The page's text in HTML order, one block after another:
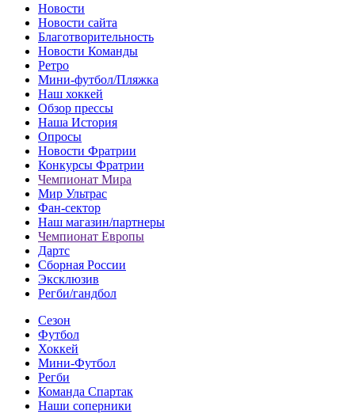
Новости
Новости сайта
Благотворительность
Новости Команды
Ретро
Мини-футбол/Пляжка
Наш хоккей
Обзор прессы
Наша История
Опросы
Новости Фратрии
Конкурсы Фратрии
Чемпионат Мира
Мир Ультрас
Фан-cектор
Наш магазин/партнеры
Чемпионат Европы
Дартс
Сборная России
Эксклюзив
Регби/гандбол
Сезон
Футбол
Хоккей
Мини-Футбол
Регби
Команда Спартак
Наши соперники